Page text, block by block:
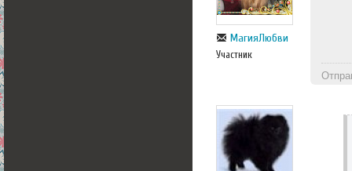
МагияЛюбви
Участник